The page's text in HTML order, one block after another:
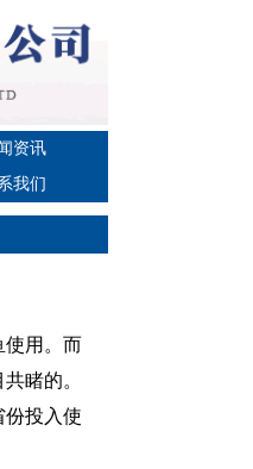
资讯
我们
使用。而
睹的。
份投入使